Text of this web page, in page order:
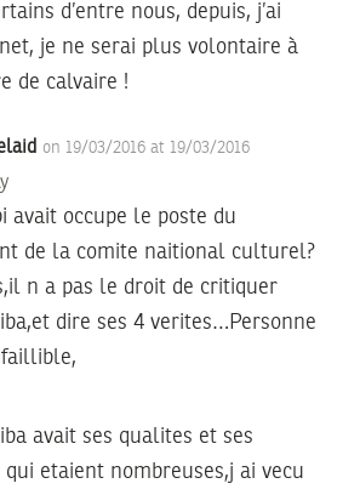
d’entre nous, depuis, j’ai
je ne serai plus volontaire à
de calvaire !
on 19/03/2016 at 19/03/2016
avait occupe le poste du
de la comite naitional culturel?
n a pas le droit de critiquer
dire ses 4 verites…Personne
avait ses qualites et ses
qui etaient nombreuses,j ai vecu